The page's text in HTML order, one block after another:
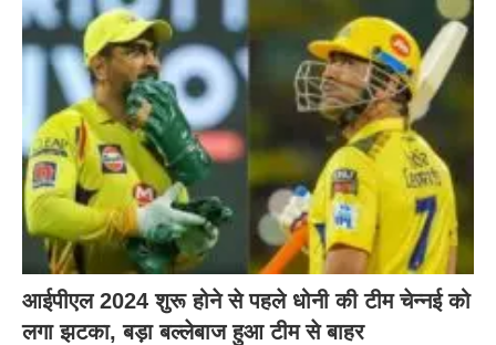
आईपीएल 2024 शुरू होने से पहले धोनी की टीम चेन्नई को
लगा झटका, बड़ा बल्लेबाज हुआ टीम से बाहर